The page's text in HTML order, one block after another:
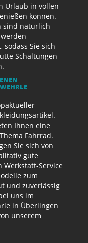
Urlaub in vollen
können.
sind natürlich
Sie sich
Schaltungen
F
Ihnen eine
Fahrrad.
Sie sich von
gute
Service
zum
und zuverlässig
uns im
in Überlingen
unserem